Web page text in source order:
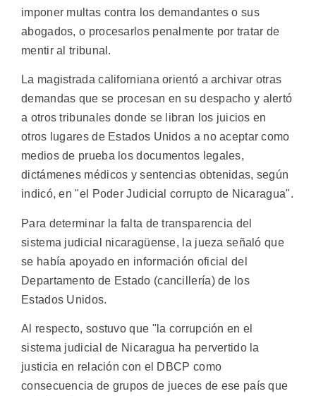
imponer multas contra los demandantes o sus
abogados, o procesarlos penalmente por tratar de
mentir al tribunal.
La magistrada californiana orientó a archivar otras
demandas que se procesan en su despacho y alertó
a otros tribunales donde se libran los juicios en
otros lugares de Estados Unidos a no aceptar como
medios de prueba los documentos legales,
dictámenes médicos y sentencias obtenidas, según
indicó, en "el Poder Judicial corrupto de Nicaragua".
Para determinar la falta de transparencia del
sistema judicial nicaragüense, la jueza señaló que
se había apoyado en información oficial del
Departamento de Estado (cancillería) de los
Estados Unidos.
Al respecto, sostuvo que "la corrupción en el
sistema judicial de Nicaragua ha pervertido la
justicia en relación con el DBCP como
consecuencia de grupos de jueces de ese país que